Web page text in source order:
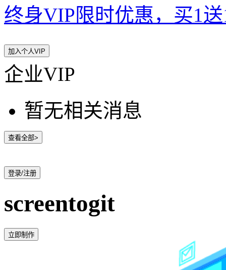
终身VIP限时优惠，买1
加入个人VIP
企业VIP
暂无相关消息
查看全部>
登录/注册
screentogit
立即制作